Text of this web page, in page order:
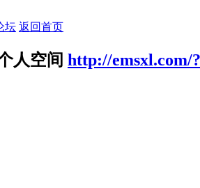
坛 返回首页
人空间 http://emsxl.com/